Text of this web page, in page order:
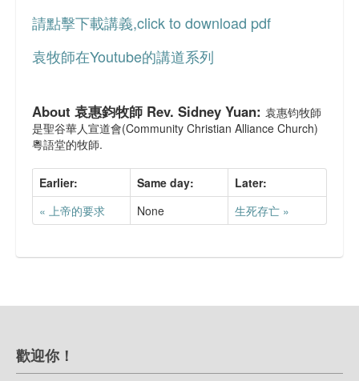
請點擊下載講義,click to download pdf
袁牧師在Youtube的講道系列
About 袁惠鈞牧師 Rev. Sidney Yuan: 袁惠钧牧師
是聖谷華人宣道會(Community Christian Alliance Church)
粵語堂的牧師.
Earlier: Same day:
Later:
« 上帝的要求
None 生死存亡 »
歡迎你！